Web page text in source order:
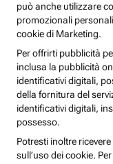
può anche utilizzare
promozionali
cookie di Marketing.
Per offrirti pubblicità
inclusa la pubblicità
identificativi digitali,
della fornitura del
identificativi digitali,
possesso.
Potresti inoltre
sull’uso dei cookie.